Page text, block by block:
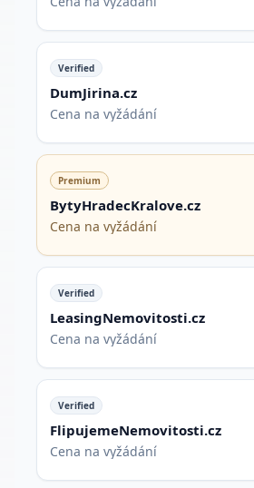
Verified
DumJirina.cz
Cena na vyžádání
Premium
BytyHradecKralove.cz
Cena na vyžádání
Verified
LeasingNemovitosti.cz
Cena na vyžádání
Verified
FlipujemeNemovitosti.cz
Cena na vyžádání